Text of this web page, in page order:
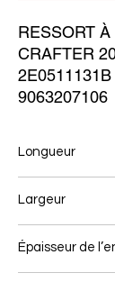
RESSORT
CRAFTER
9063207106
Longueur
Largeur
Épaisseur de